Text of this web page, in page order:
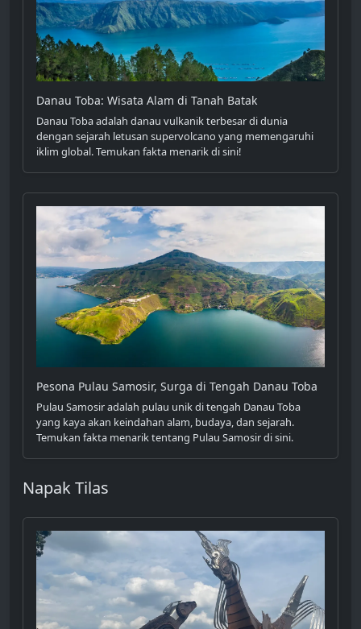
Danau Toba: Wisata Alam di Tanah Batak
Danau Toba adalah danau vulkanik terbesar di dunia
dengan sejarah letusan supervolcano yang memengaruhi
iklim global. Temukan fakta menarik di sini!
Pesona Pulau Samosir, Surga di Tengah Danau Toba
Pulau Samosir adalah pulau unik di tengah Danau Toba
yang kaya akan keindahan alam, budaya, dan sejarah.
Temukan fakta menarik tentang Pulau Samosir di sini.
Napak Tilas